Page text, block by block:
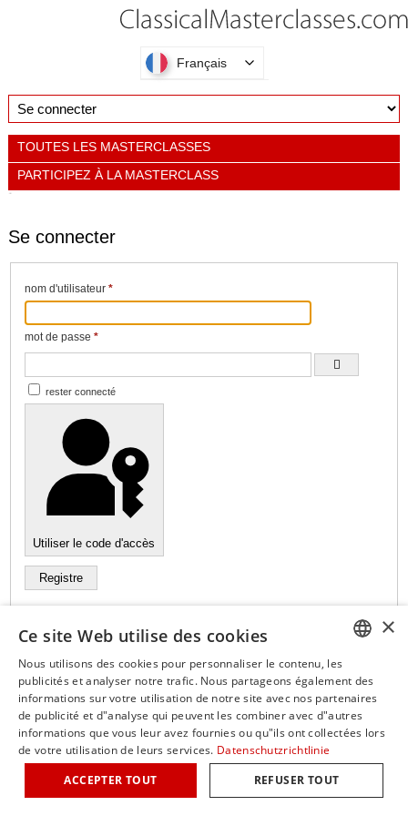
Français
TOUTES LES MASTERCLASSES
PARTICIPEZ À LA MASTERCLASS
Se connecter
nom d'utilisateur*
mot de passe *
rester connecté
Utiliser le code d'accès
Registre
Mot de passe oublié ?
Nom d'utilisateur oublié ?
Vous n'avez pas encore créé de compte utilisateur ?
×
Ce site Web utilise des cookies
Nous utilisons des cookies pour personnaliser le contenu, les
publicités et analyser notre trafic. Nous partageons également des
informations sur votre utilisation de notre site avec nos partenaires
de publicité et d"analyse qui peuvent les combiner avec d"autres
informations que vous leur avez fournies ou qu"ils ont collectées lors
de votre utilisation de leurs services. Datenschutzrichtlinie
ACCEPTER TOUT
REFUSER TOUT